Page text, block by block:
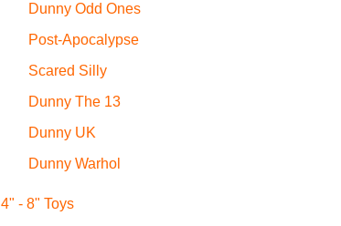
Dunny Odd Ones
Post-Apocalypse
Scared Silly
Dunny The 13
Dunny UK
Dunny Warhol
4" - 8" Toys